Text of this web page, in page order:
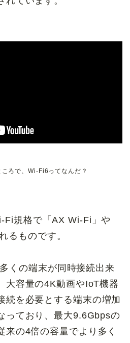
ろで、Wi-Fi6ってなんだ？
Fi規格で「AX Wi-Fi」や
るものです。
くの端末が同時接続出来
大容量の4K動画やIoT機器
続を必要とする端末の増加
っており、最大9.6Gbpsの
来の4倍の容量でより多く